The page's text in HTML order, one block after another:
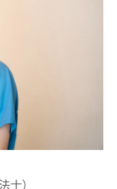
士）